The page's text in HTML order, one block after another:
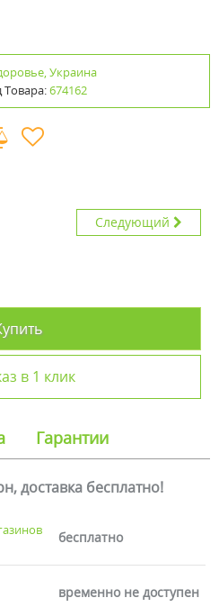
Украина
Товара:674162
Следующий
в 1 клик
Гарантии
доставка бесплатно!
бесплатно
временно не доступен